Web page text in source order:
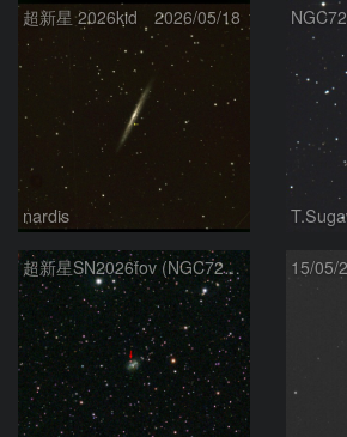
超新星 2026kid 2026/05/18
nardis
超新星SN2026fov (NGC7292) 5/17